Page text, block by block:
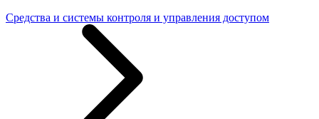
Средства и системы контроля и управления доступом